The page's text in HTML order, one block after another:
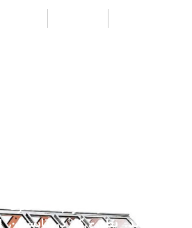
برای شیشه بوده و باعث صرفه
می‌شوند. بطوری‌که در تابستان